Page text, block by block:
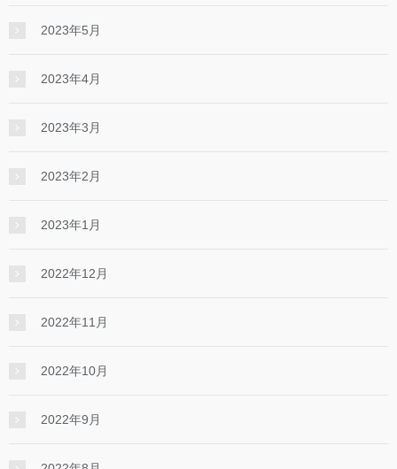
2023年5月
2023年4月
2023年3月
2023年2月
2023年1月
2022年12月
2022年11月
2022年10月
2022年9月